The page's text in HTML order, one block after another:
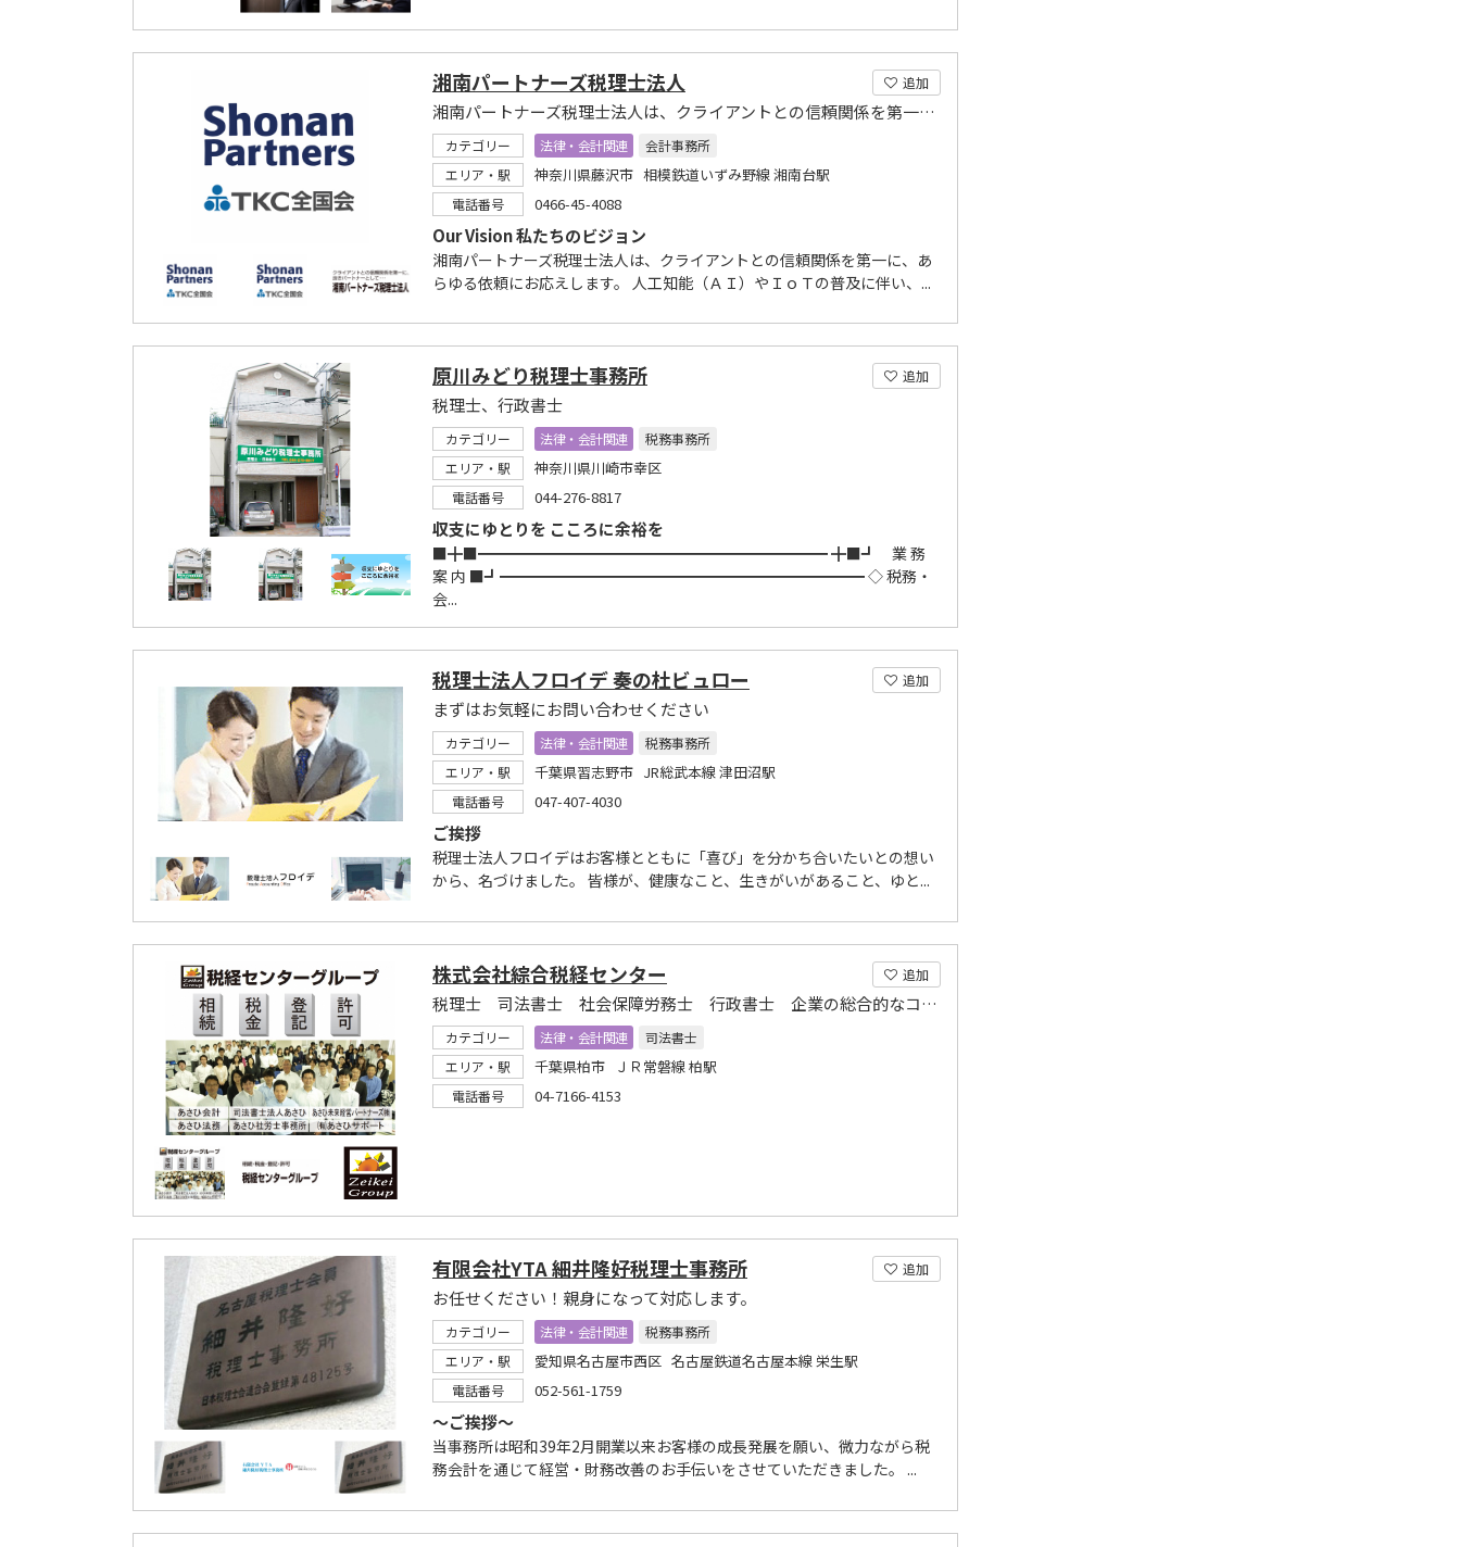
追加
湘南パートナーズ税理士法人
湘南パートナーズ税理士法人は、クライアントとの信頼関係を第一に、あらゆる依頼にお応えします
カテゴリー 法律・会計関連
会計事務所
エリア・駅
神奈川県藤沢市 相模鉄道いずみ野線 湘南台駅
電話番号 0466-45-4088
Our Vision 私たちのビジョン
湘南パートナーズ税理士法人は、クライアントとの信頼関係を第一に、あ
らゆる依頼にお応えします。 人工知能（ＡＩ）やＩｏＴの普及に伴い、...
追加
原川みどり税理士事務所
税理士、行政書士
カテゴリー 法律・会計関連
税務事務所
エリア・駅
神奈川県川崎市幸区
電話番号 044-276-8817
収支にゆとりを こころに余裕を
■╋■━━━━━━━━━━━━━━━━━━━━━━━ ╋■┛ 業 務
案 内 ■┛━━━━━━━━━━━━━━━━━━━━━━━━ ◇ 税務・
会...
追加
税理士法人フロイデ 奏の杜ビュロー
まずはお気軽にお問い合わせください
カテゴリー 法律・会計関連
税務事務所
エリア・駅
千葉県習志野市 JR総武本線 津田沼駅
電話番号 047-407-4030
ご挨拶
税理士法人フロイデはお客様とともに「喜び」を分かち合いたいとの想い
から、名づけました。 皆様が、健康なこと、生きがいがあること、ゆと...
追加
株式会社綜合税経センター
税理士 司法書士 社会保障労務士 行政書士 企業の総合的なコンサルティング
カテゴリー 法律・会計関連
司法書士
エリア・駅
千葉県柏市 ＪＲ常磐線 柏駅
電話番号 04-7166-4153
追加
有限会社YTA 細井隆好税理士事務所
お任せください！親身になって対応します。
カテゴリー 法律・会計関連
税務事務所
エリア・駅
愛知県名古屋市西区 名古屋鉄道名古屋本線 栄生駅
電話番号 052-561-1759
～ご挨拶～
当事務所は昭和39年2月開業以来お客様の成長発展を願い、微力ながら税
務会計を通じて経営・財務改善のお手伝いをさせていただきました。 ...